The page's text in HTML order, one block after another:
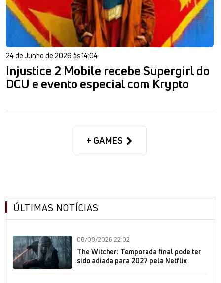
24 de Junho de 2026 às 14:04
Injustice 2 Mobile recebe Supergirl do
DCU e evento especial com Krypto
+ GAMES
ÚLTIMAS NOTÍCIAS
08/08/2026 22:02
The Witcher: Temporada final pode ter
sido adiada para 2027 pela Netflix